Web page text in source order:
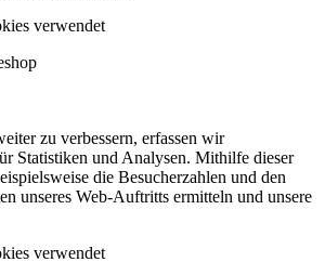
verwendet
zu verbessern, erfassen wir
Statistiken und Analysen. Mithilfe dieser
die Besucherzahlen und den
unseres Web-Auftritts ermitteln und unsere
verwendet